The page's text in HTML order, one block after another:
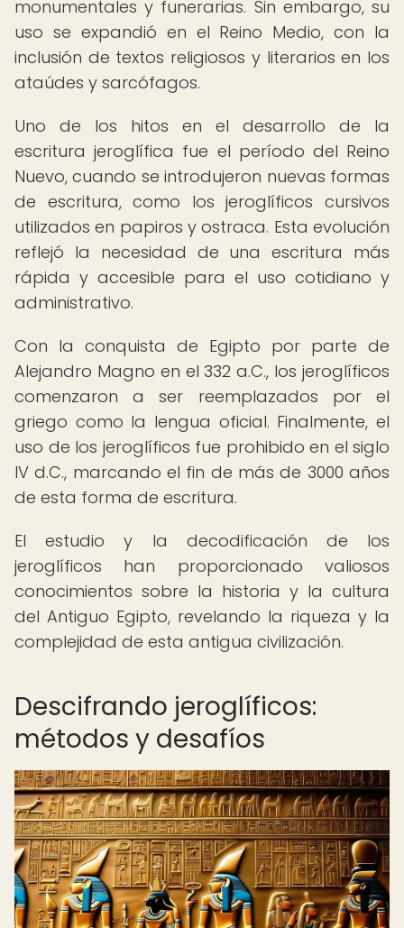
monumentales y funerarias. Sin embargo, su
uso se expandió en el Reino Medio, con la
inclusión de textos religiosos y literarios en los
ataúdes y sarcófagos.
Uno de los hitos en el desarrollo de la
escritura jeroglífica fue el período del Reino
Nuevo, cuando se introdujeron nuevas formas
de escritura, como los jeroglíficos cursivos
utilizados en papiros y ostraca. Esta evolución
reflejó la necesidad de una escritura más
rápida y accesible para el uso cotidiano y
administrativo.
Con la conquista de Egipto por parte de
Alejandro Magno en el 332 a.C., los jeroglíficos
comenzaron a ser reemplazados por el
griego como la lengua oficial. Finalmente, el
uso de los jeroglíficos fue prohibido en el siglo
IV d.C., marcando el fin de más de 3000 años
de esta forma de escritura.
El estudio y la decodificación de los
jeroglíficos han proporcionado valiosos
conocimientos sobre la historia y la cultura
del Antiguo Egipto, revelando la riqueza y la
complejidad de esta antigua civilización.
Descifrando jeroglíficos:
métodos y desafíos